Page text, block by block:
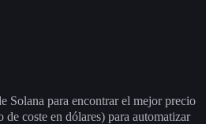
Solana para encontrar el mejor precio
de coste en dólares) para automatizar